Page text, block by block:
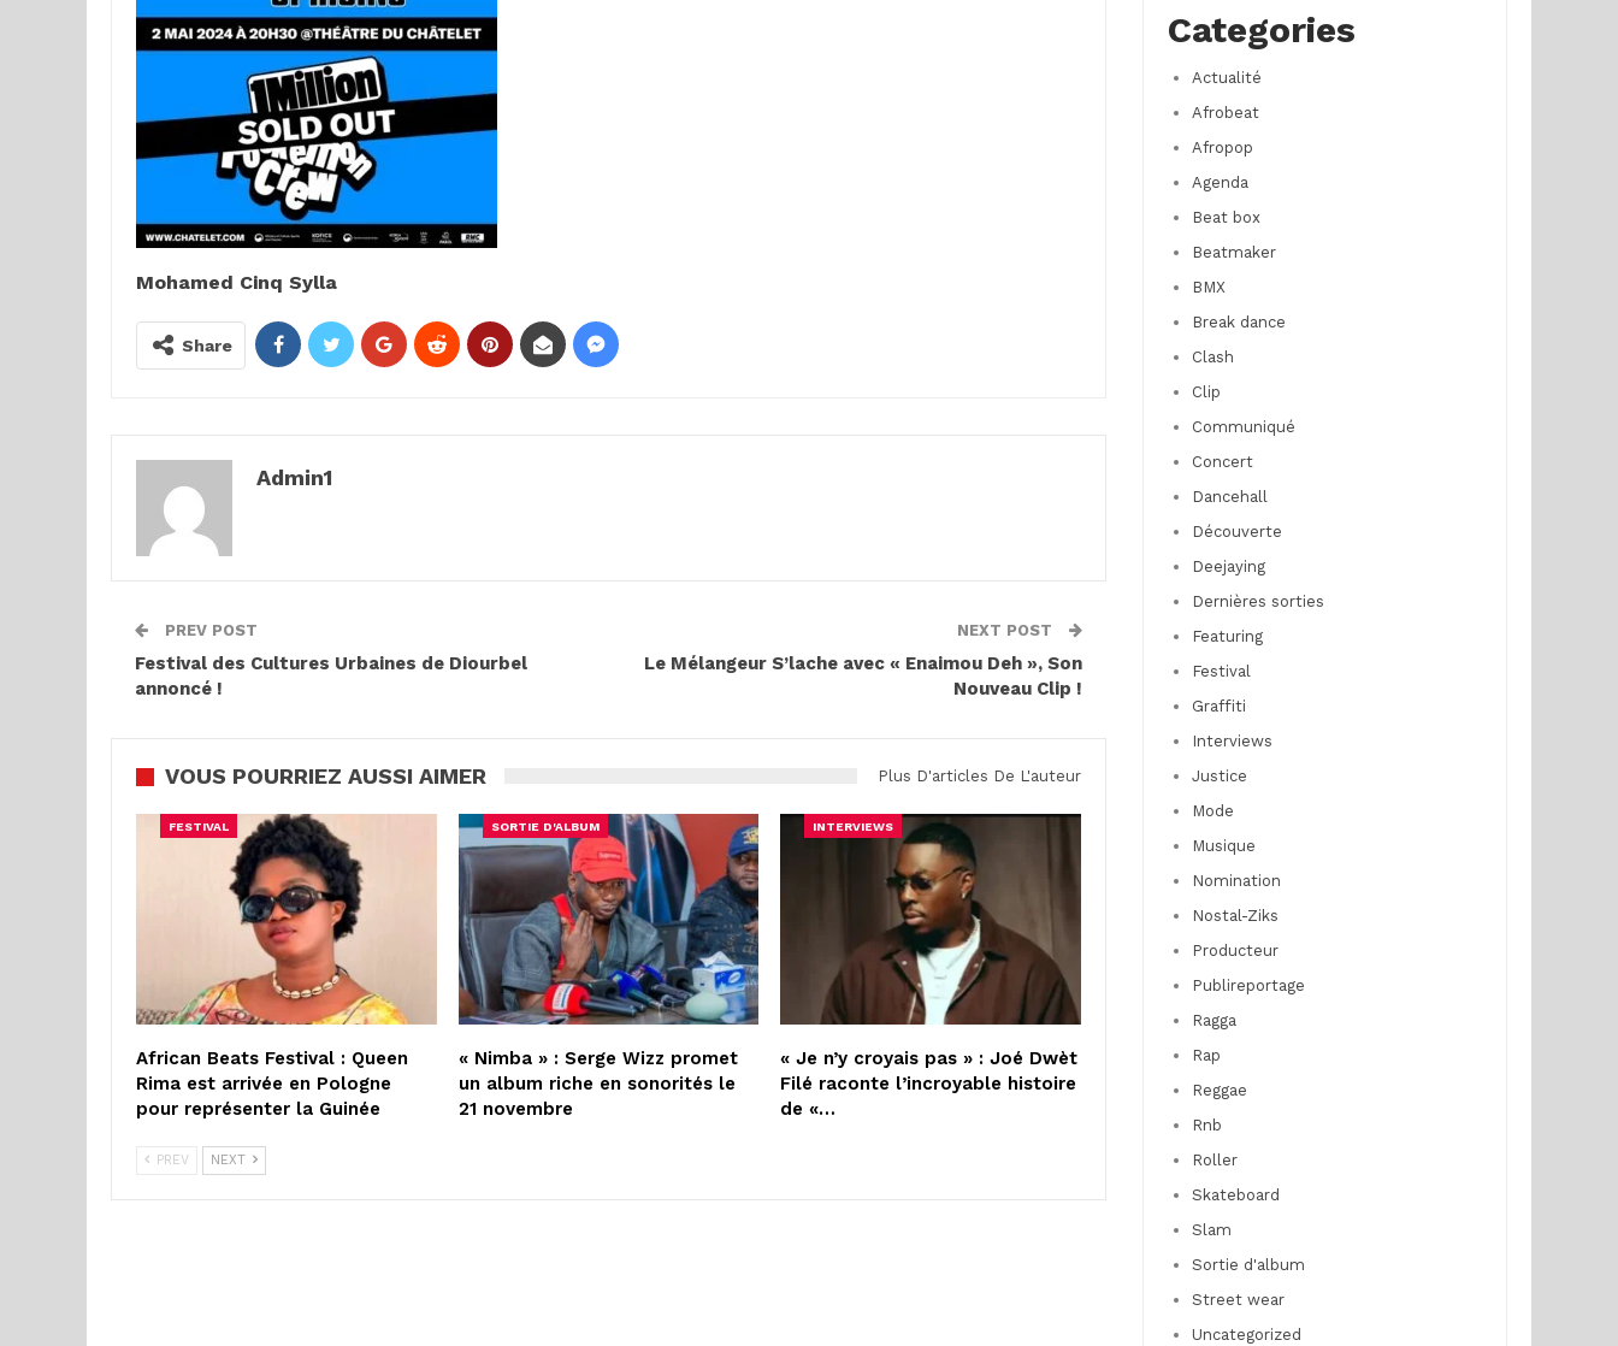
Mohamed Cinq Sylla
Share
Admin1
PREV POST
Festival des Cultures Urbaines de Diourbel
annoncé !
NEXT POST
Le Mélangeur S’lache avec « Enaimou Deh », Son
Nouveau Clip !
VOUS POURRIEZ AUSSI AIMER Plus D'articles De L'auteur
FESTIVAL
African Beats Festival : Queen
Rima est arrivée en Pologne
pour représenter la Guinée
SORTIE D'ALBUM
« Nimba » : Serge Wizz promet
un album riche en sonorités le
21 novembre
INTERVIEWS
« Je n’y croyais pas » : Joé Dwèt
Filé raconte l’incroyable histoire
de «…
PREV NEXT
Categories
Actualité
Afrobeat
Afropop
Agenda
Beat box
Beatmaker
BMX
Break dance
Clash
Clip
Communiqué
Concert
Dancehall
Découverte
Deejaying
Dernières sorties
Featuring
Festival
Graffiti
Interviews
Justice
Mode
Musique
Nomination
Nostal-Ziks
Producteur
Publireportage
Ragga
Rap
Reggae
Rnb
Roller
Skateboard
Slam
Sortie d'album
Street wear
Uncategorized